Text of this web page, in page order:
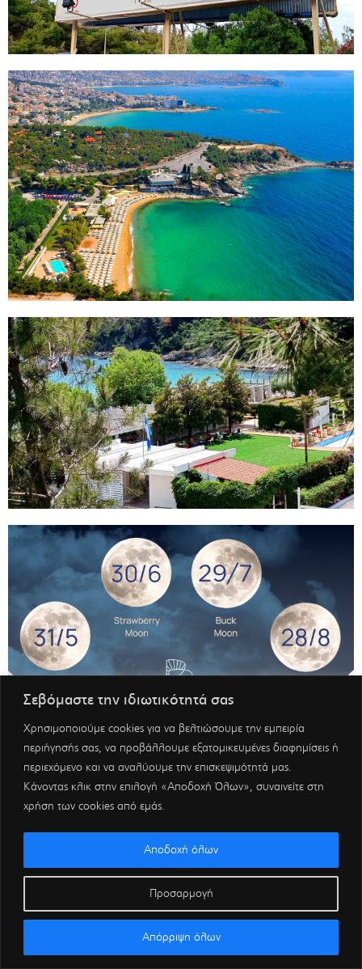
Σεβόμαστε την ιδιωτικότητά σας
Χρησιμοποιούμε cookies για να βελτιώσουμε την εμπειρία
περιήγησής σας, να προβάλλουμε εξατομικευμένες διαφημίσεις ή
περιεχόμενο και να αναλύουμε την επισκεψιμότητά μας.
Κάνοντας κλικ στην επιλογή «Αποδοχή Όλων», συναινείτε στη
χρήση των cookies από εμάς.
Προσαρμογή
Απόρριψη όλων
Αποδοχή όλων